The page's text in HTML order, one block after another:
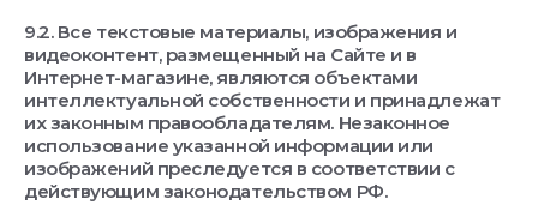
9.2. Все текстовые материалы, изображения и
видеоконтент, размещенный на Сайте и в
Интернет-магазине, являются объектами
интеллектуальной собственности и принадлежат
их законным правообладателям. Незаконное
использование указанной информации или
изображений преследуется в соответствии с
действующим законодательством РФ.